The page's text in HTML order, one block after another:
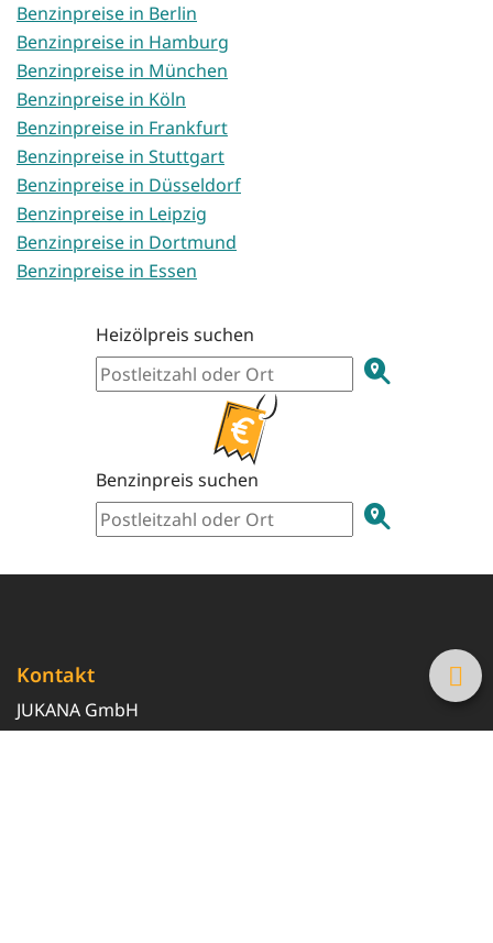
Benzinpreise in Berlin
Benzinpreise in Hamburg
Benzinpreise in München
Benzinpreise in Köln
Benzinpreise in Frankfurt
Benzinpreise in Stuttgart
Benzinpreise in Düsseldorf
Benzinpreise in Leipzig
Benzinpreise in Dortmund
Benzinpreise in Essen
Heizölpreis suchen
Benzinpreis suchen
Kontakt
JUKANA GmbH